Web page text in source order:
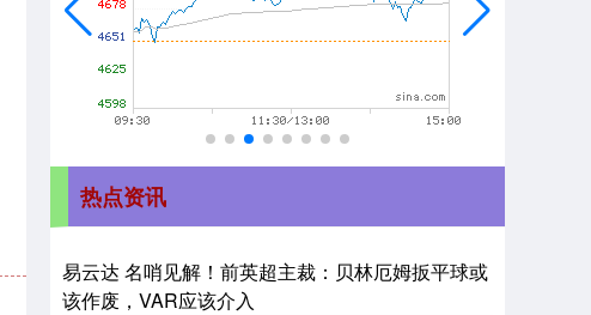
热点资讯
易云达 名哨见解！前英超主裁：贝林厄姆扳平球或
该作废，VAR应该介入